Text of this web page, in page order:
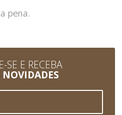
pena.
SE E RECEBA
NOVIDADES